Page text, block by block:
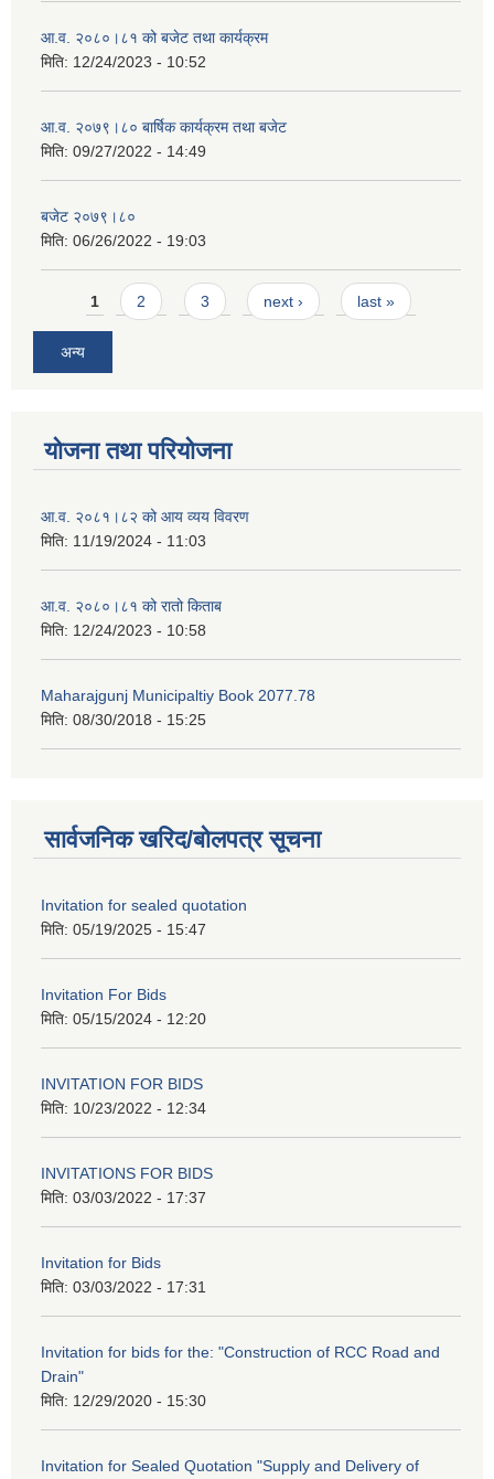
आ.व. २०८०।८१ को बजेट तथा कार्यक्रम
मिति: 12/24/2023 - 10:52
आ.व. २०७९।८० बार्षिक कार्यक्रम तथा बजेट
मिति: 09/27/2022 - 14:49
बजेट २०७९।८०
मिति: 06/26/2022 - 19:03
Pages
1 2 3 next › last »
अन्य
योजना तथा परियोजना
आ.व. २०८१।८२ को आय व्यय विवरण
मिति: 11/19/2024 - 11:03
आ.व. २०८०।८१ को रातो किताब
मिति: 12/24/2023 - 10:58
Maharajgunj Municipaltiy Book 2077.78
मिति: 08/30/2018 - 15:25
सार्वजनिक खरिद/बोलपत्र सूचना
Invitation for sealed quotation
मिति: 05/19/2025 - 15:47
Invitation For Bids
मिति: 05/15/2024 - 12:20
INVITATION FOR BIDS
मिति: 10/23/2022 - 12:34
INVITATIONS FOR BIDS
मिति: 03/03/2022 - 17:37
Invitation for Bids
मिति: 03/03/2022 - 17:31
Invitation for bids for the: "Construction of RCC Road and
Drain"
मिति: 12/29/2020 - 15:30
Invitation for Sealed Quotation "Supply and Delivery of